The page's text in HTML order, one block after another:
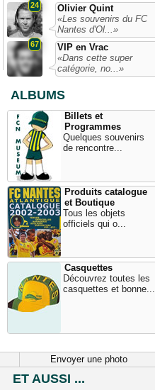
24
Olivier Quint
«Les souvenirs du FC
Nantes d'Ol...»
67
VIP en Vrac
«Dans cette super
catégorie, no...»
ALBUMS
Billets et
Programmes
Quelques souvenirs
de rencontre...
Produits catalogue
et Boutique
Tous les objets
officiels qui o...
Casquettes
Découvrez toutes les
casquettes et bonne...
Envoyer une photo
ET AUSSI ...